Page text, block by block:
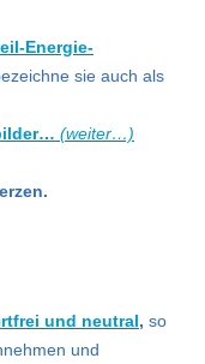
Energie-
sie auch als
(weiter…)
und neutral, so
und